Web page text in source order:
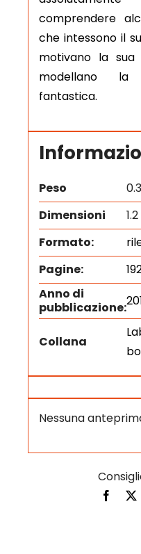
comprendere
che intessono il
motivano la
modellano la
fantastica.
Peso
Dimensioni
Formato:
Pagine:
Anno di
pubblicazione:
Collana
Nessuna